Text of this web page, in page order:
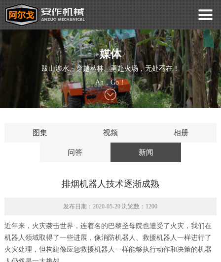
媒体
跋山涉水、穿越丛林、勇赴火场，无处不在！
Ah，Go！
图集 视频 相册
问答 新闻
排烟机器人技术逐渐成熟
发布日期：2020-05-20 浏览数：1200
近年来，火灾袭击世界，连着名的巴黎圣母院也遭受了火灾，我们在
机器人领域取得了一些进展，像消防机器人、救援机器人一样进行了
火灾处理，但构建像应急救援机器人一样能够执行动作和决策的机器